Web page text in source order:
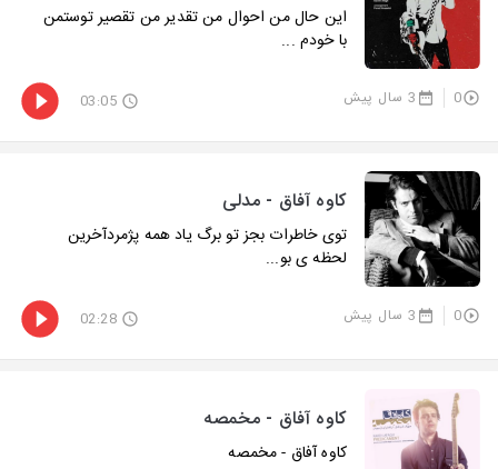
این حال من احوال من تقدیر من تقصیر توستمن
با خودم ...
0 3 سال پیش 03:05
کاوه آفاق - مدلی
توی خاطرات بجز تو برگ یاد همه پژمردآخرین
لحظه ی بو...
0 3 سال پیش 02:28
کاوه آفاق - مخمصه
کاوه آفاق - مخمصه